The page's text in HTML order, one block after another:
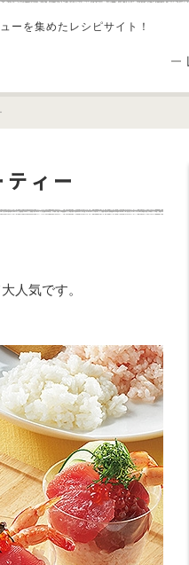
ーを集めたレシピサイト！
ィー
人気です。